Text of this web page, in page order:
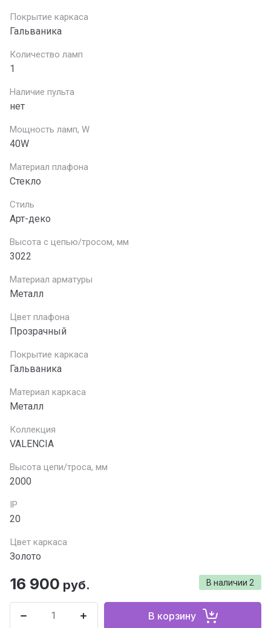
Покрытие каркаса
Гальваника
Количество ламп
1
Наличие пульта
нет
Мощность ламп, W
40W
Материал плафона
Стекло
Стиль
Арт-деко
Высота с цепью/тросом, мм
3022
Материал арматуры
Металл
Цвет плафона
Прозрачный
Покрытие каркаса
Гальваника
Материал каркаса
Металл
Коллекция
VALENCIA
Высота цепи/троса, мм
2000
IP
20
Цвет каркаса
Золото
В наличии 2
16 900 руб.
В корзину